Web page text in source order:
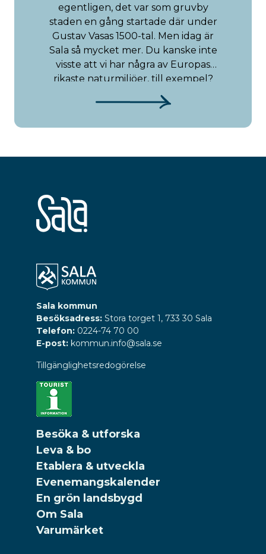
egentligen, det var som gruvby
staden en gång startade där under
Gustav Vasas 1500-tal. Men idag är
Sala så mycket mer. Du kanske inte
visste att vi har några av Europas
rikaste naturmiljöer, till exempel?
Sala kommun
Besöksadress:Stora torget 1, 733 30 Sala
Telefon: 0224-74 70 00
E-post: kommun.info@sala.se
Tillgänglighetsredogörelse
Besöka & utforska
Leva & bo
Etablera & utveckla
Evenemangskalender
En grön landsbygd
Om Sala
Varumärket